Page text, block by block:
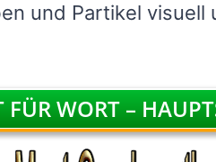
und Partikel visuell
WORT –